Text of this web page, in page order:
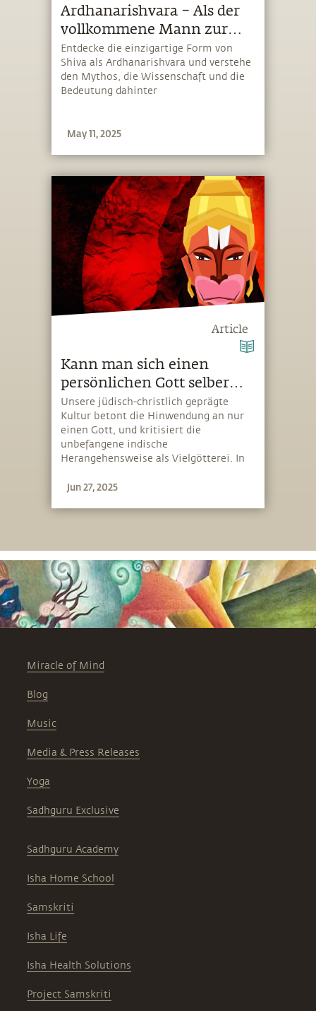
Ardhanarishvara – Als der
vollkommene Mann zur
Hälfte Frau wurde
Entdecke die einzigartige Form von
Shiva als Ardhanarishvara und verstehe
den Mythos, die Wissenschaft und die
Bedeutung dahinter
May 11, 2025
Article
Kann man sich einen
persönlichen Gott selber
wählen?
Unsere jüdisch-christlich geprägte
Kultur betont die Hinwendung an nur
einen Gott, und kritisiert die
unbefangene indische
Herangehensweise als Vielgötterei. In
Ishtadevatas, eine Gottheit deiner
Jun 27, 2025
Miracle of Mind
Blog
Music
Media & Press Releases
Yoga
Sadhguru Exclusive
Sadhguru Academy
Isha Home School
Samskriti
Isha Life
Isha Health Solutions
Project Samskriti